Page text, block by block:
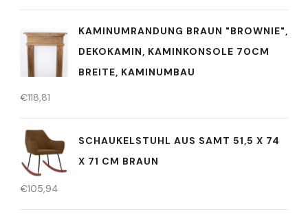
KAMINUMRANDUNG BRAUN "BROWNIE",
DEKOKAMIN, KAMINKONSOLE 70CM
BREITE, KAMINUMBAU
€118,81
SCHAUKELSTUHL AUS SAMT 51,5 X 74
X 71 CM BRAUN
€105,94